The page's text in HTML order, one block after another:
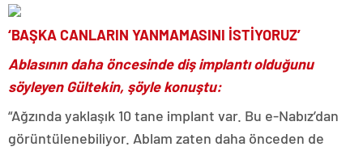
‘BAŞKA CANLARIN YANMAMASINI İSTİYORUZ’
Ablasının daha öncesinde diş implantı olduğunu
söyleyen Gültekin, şöyle konuştu:
“Ağzında yaklaşık 10 tane implant var. Bu e-Nabız’dan
görüntülenebiliyor. Ablam zaten daha önceden de